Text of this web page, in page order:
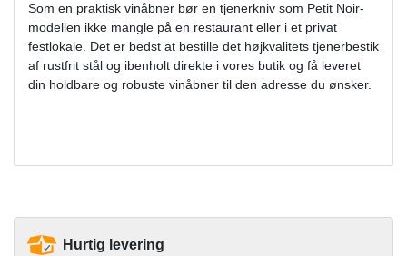
Som en praktisk vinåbner bør en tjenerkniv som Petit Noir-
modellen ikke mangle på en restaurant eller i et privat
festlokale. Det er bedst at bestille det højkvalitets tjenerbestik
af rustfrit stål og ibenholt direkte i vores butik og få leveret
din holdbare og robuste vinåbner til den adresse du ønsker.
Hurtig levering